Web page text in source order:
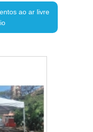
ao ar livre